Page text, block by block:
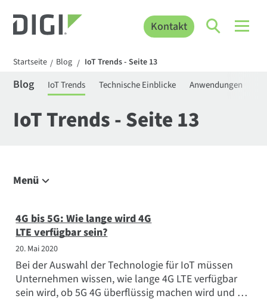
Kontakt
Startseite / Blog / IoT Trends - Seite 13
Blog IoT Trends Technische Einblicke Anwendungen
IoT Trends - Seite 13
Menü
IoT Trends
Technische Einblicke
Anwendungen
Beliebte Themen
Treffen Sie das Team
4G bis 5G: Wie lange wird 4G
LTE verfügbar sein?
20. Mai 2020
Bei der Auswahl der Technologie für IoT müssen
Unternehmen wissen, wie lange 4G LTE verfügbar
sein wird, ob 5G 4G überflüssig machen wird und wie